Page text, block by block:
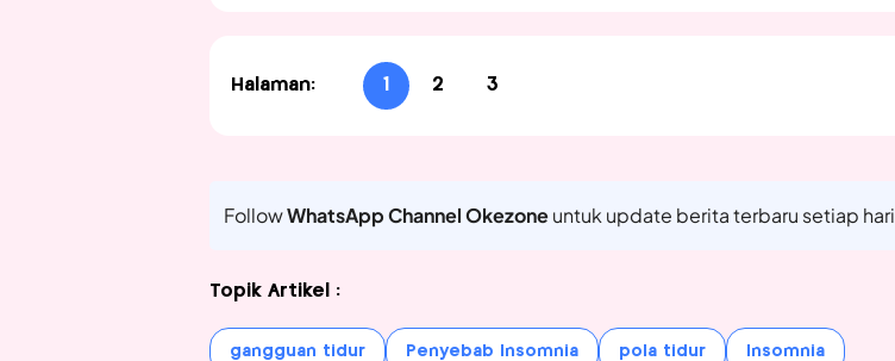
Halaman: 1 2 3
FollowWhatsApp Channel Okezoneuntuk update berita terbaru setiap hari
Topik Artikel :
gangguan tidur Penyebab Insomnia pola tidur Insomnia